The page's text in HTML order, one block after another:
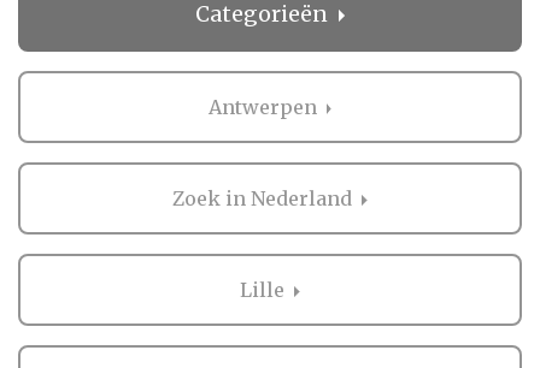
Categorieën
Antwerpen
Zoek in Nederland
Lille